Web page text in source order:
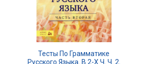
Тесты По Грамматике
Русского Языка. В 2-Х Ч. Ч. 2.